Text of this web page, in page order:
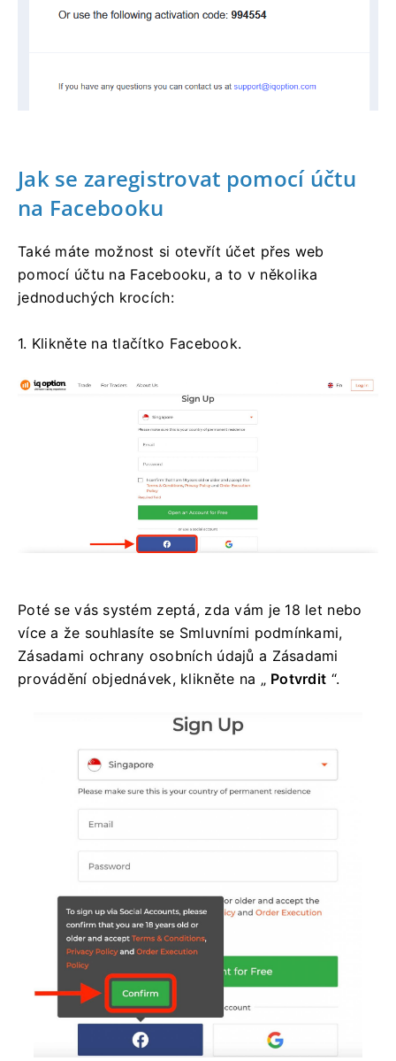
Jak se zaregistrovat pomocí účtu
na Facebooku
Také máte možnost si otevřít účet přes web
pomocí účtu na Facebooku, a to v několika
jednoduchých krocích:
1. Klikněte na tlačítko Facebook.
Poté se vás systém zeptá, zda vám je 18 let nebo
více a že souhlasíte se Smluvními podmínkami,
Zásadami ochrany osobních údajů a Zásadami
provádění objednávek, klikněte na „ Potvrdit “.